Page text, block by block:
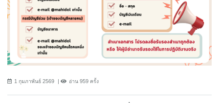
1 กุมภาพันธ์ 2569 อ่าน 959 ครั้ง